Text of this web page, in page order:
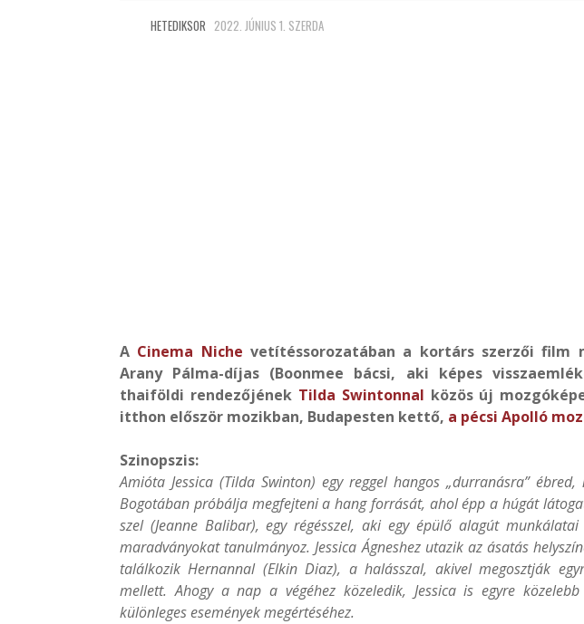
HETEDIKSOR 2022. JÚNIUS 1. SZERDA
A Cinema Niche vetítéssorozatában a kortárs szerzői film
Arany Pálma-díjas (Boonmee bácsi, aki képes
thaiföldi rendezőjének Tilda Swintonnal közös új
itthon először mozikban, Budapesten kettő, a pécsi Apolló
Szinopszis:
Amióta Jessica (Tilda Swinton) egy reggel hangos „durranásra”
Bogotában próbálja megfejteni a hang forrását, ahol épp a húgát
szel (Jeanne Balibar), egy régésszel, aki egy épülő alagút
maradványokat tanulmányoz. Jessica Ágneshez utazik az ásatás
találkozik Hernannal (Elkin Diaz), a halásszal, akivel megosztják
mellett. Ahogy a nap a végéhez közeledik, Jessica is egyre
különleges események megértéséhez.